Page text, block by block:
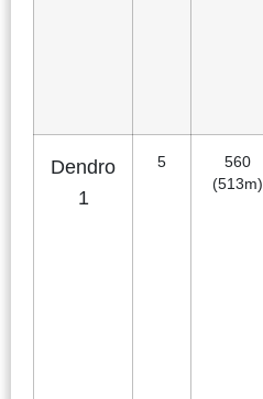
Dendro
1
5
560
(513m)